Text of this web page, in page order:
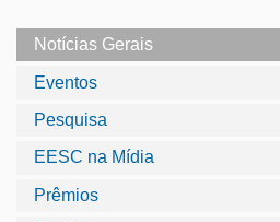
Notícias Gerais
Eventos
Pesquisa
EESC na Mídia
Prêmios